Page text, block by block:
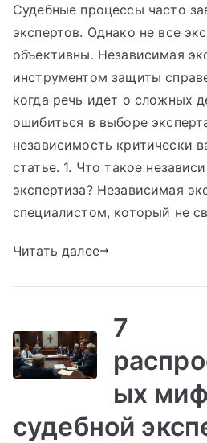
Судебные процессы часто
экспертов. Однако не все
объективны. Независимая
инструментом защиты
когда речь идет о сложных
ошибиться в выборе
независимость критически
статье. 1. Что такое
экспертиза? Независимая
специалистом, который не
Читать далее
7
ых
судебной